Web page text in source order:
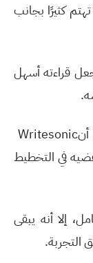
كثيرًا بجانب
قراءته أسهل
.
أنWritesonic
في التخطيط
إلا أنه يبقى
التجربة.